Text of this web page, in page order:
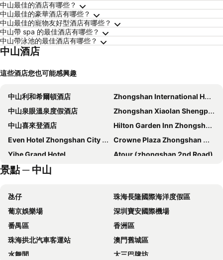
中山最佳的酒店有哪些？
中山最佳的豪華酒店有哪些？
中山最佳的寵物友好型酒店有哪些？
中山帶 spa 的最佳酒店有哪些？
中山帶泳池的最佳酒店有哪些？
中山酒店
這些酒店您也可能感興趣
中山利和希爾頓酒店
Zhongshan International Hotel
中山泉眼溫泉度假酒店
Zhongshan Xiaolan Shengping Hotel
中山喜來登酒店
Hilton Garden Inn Zhongshan Guzhen
Even Hotel Zhongshan City Center By Ihg
Crowne Plaza Zhongshan Wing On City
Yihe Grand Hotel
Atour (zhongshan 2nd Road)
Le Meridien Zhongshan
Hilton Garden Inn Zhongshan South
Hotel Zhongshan Hot Spring Resort
Zhongshan Haitian Business Hotel
Golden Diamond Hotel
Zhongshan Agile hotel
中山陽光商務酒店
Vienna International Hotel Zhongshan Shiqi Kanghua Road
中山雅居樂長江酒店
Baili Chain Zhongshan Ancient Town
Auspicious Hotel
景點 ─ 中山
氹仔
珠海長隆國際海洋度假區
葡京娛樂場
深圳寶安國際機場
番禺區
香洲區
珠海拱北汽車客運站
澳門舊城區
水舞間
大三巴牌坊